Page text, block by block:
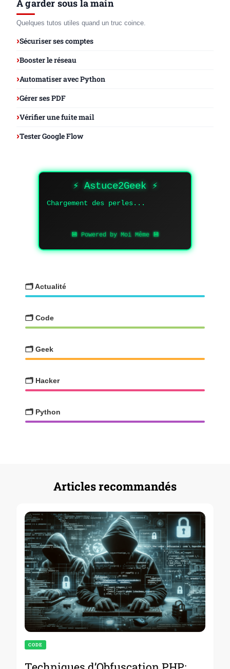
À garder sous la main
Quelques tutos utiles quand un truc coince.
Sécuriser ses comptes
Booster le réseau
Automatiser avec Python
Gérer ses PDF
Vérifier une fuite mail
Tester Google Flow
⚡ Astuce2Geek ⚡
Chargement des perles...
💾 Powered by Moi Même 💾
🗂️ Actualité
🗂️ Code
🗂️ Geek
🗂️ Hacker
🗂️ Python
Articles recommandés
CODE